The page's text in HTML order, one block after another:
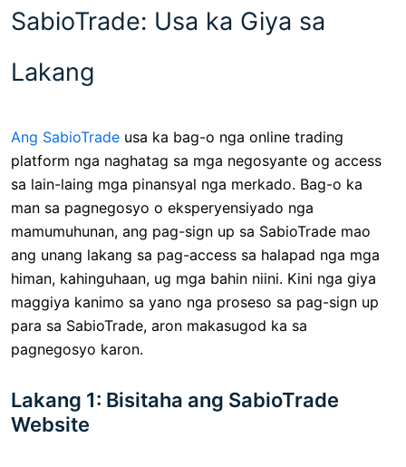
SabioTrade: Usa ka Giya sa
Lakang
Ang SabioTrade usa ka bag-o nga online trading
platform nga naghatag sa mga negosyante og access
sa lain-laing mga pinansyal nga merkado. Bag-o ka
man sa pagnegosyo o eksperyensiyado nga
mamumuhunan, ang pag-sign up sa SabioTrade mao
ang unang lakang sa pag-access sa halapad nga mga
himan, kahinguhaan, ug mga bahin niini. Kini nga giya
maggiya kanimo sa yano nga proseso sa pag-sign up
para sa SabioTrade, aron makasugod ka sa
pagnegosyo karon.
Lakang 1: Bisitaha ang SabioTrade
Website